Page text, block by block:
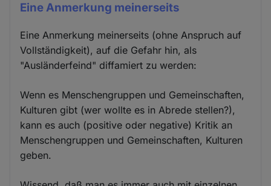
Eine Anmerkung meinerseits
Eine Anmerkung meinerseits (ohne Anspruch auf
Vollständigkeit), auf die Gefahr hin, als
"Ausländerfeind" diffamiert zu werden:
Wenn es Menschengruppen und Gemeinschaften,
Kulturen gibt (wer wollte es in Abrede stellen?),
kann es auch (positive oder negative) Kritik an
Menschengruppen und Gemeinschaften, Kulturen
geben.